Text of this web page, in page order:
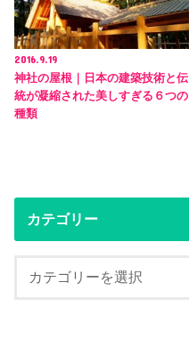
2016.9.19
神社の屋根｜日本の建築技術と伝
統が凝縮された美しすぎる６つの
種類
カテゴリー